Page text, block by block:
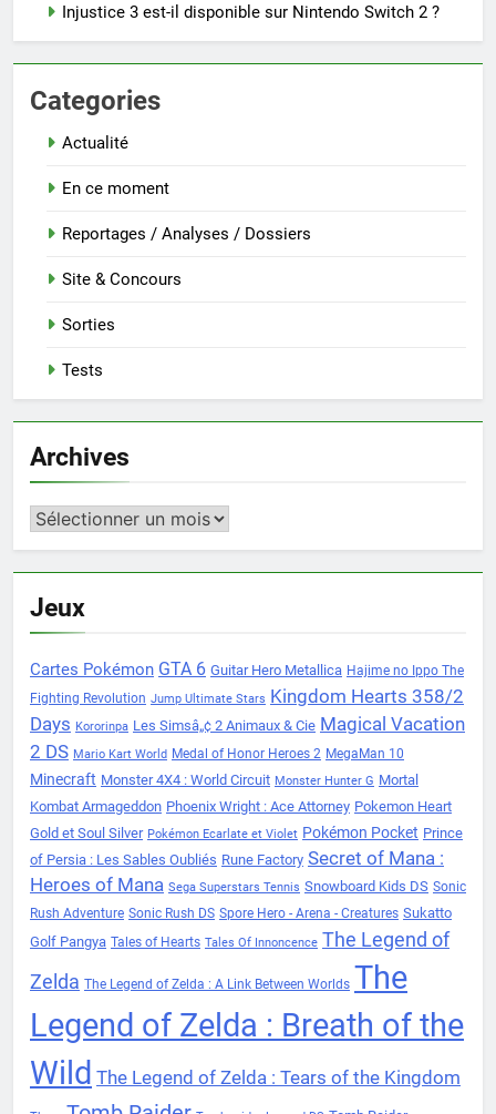
Injustice 3 est-il disponible sur Nintendo Switch 2 ?
Categories
Actualité
En ce moment
Reportages / Analyses / Dossiers
Site & Concours
Sorties
Tests
Archives
Archives
Jeux
Cartes Pokémon GTA 6 Guitar Hero Metallica Hajime no Ippo The
Fighting Revolution Jump Ultimate Stars Kingdom Hearts 358/2
Days Kororinpa Les Simsâ„¢ 2 Animaux & Cie Magical Vacation
2 DS Mario Kart World Medal of Honor Heroes 2 MegaMan 10
Minecraft Monster 4X4 : World Circuit Monster Hunter G Mortal
Kombat Armageddon Phoenix Wright : Ace Attorney Pokemon Heart
Gold et Soul Silver Pokémon Ecarlate et Violet Pokémon Pocket Prince
of Persia : Les Sables Oubliés Rune Factory Secret of Mana :
Heroes of Mana Sega Superstars Tennis Snowboard Kids DS Sonic
Rush Adventure Sonic Rush DS Spore Hero - Arena - Creatures Sukatto
Golf Pangya Tales of Hearts Tales Of Innoncence The Legend of
Zelda The Legend of Zelda : A Link Between Worlds The
Legend of Zelda : Breath of the
Wild The Legend of Zelda : Tears of the Kingdom